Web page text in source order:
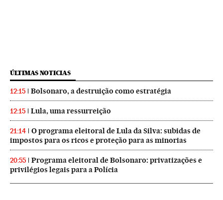
ÚLTIMAS NOTICIAS
12:15 Bolsonaro, a destruição como estratégia
12:15 Lula, uma ressurreição
21:14
O programa eleitoral de Lula da Silva: subidas de
impostos para os ricos e proteção para as minorias
20:55
Programa eleitoral de Bolsonaro: privatizações e
privilégios legais para a Polícia